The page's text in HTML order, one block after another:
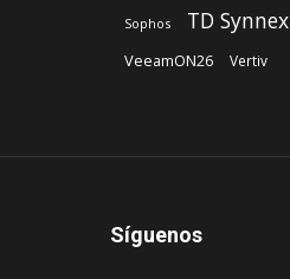
Sophos TD Synnex
VeeamON26 Vertiv
Síguenos